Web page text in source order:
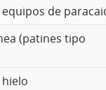
equipos de
(patines tipo